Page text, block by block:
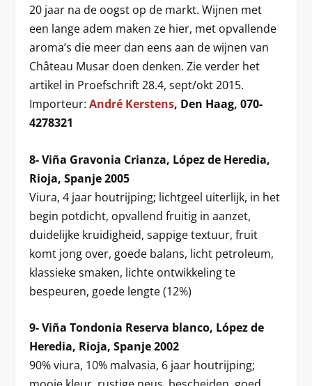
20 jaar na de oogst op de markt. Wijnen met
een lange adem maken ze hier, met opvallende
aroma’s die meer dan eens aan de wijnen van
Château Musar doen denken. Zie verder het
artikel in Proefschrift 28.4, sept/okt 2015.
Importeur:André Kerstens, Den Haag, 070-
4278321
8- Viña Gravonia Crianza, López de Heredia,
Rioja, Spanje 2005
Viura, 4 jaar houtrijping; lichtgeel uiterlijk, in het
begin potdicht, opvallend fruitig in aanzet,
duidelijke kruidigheid, sappige textuur, fruit
komt jong over, goede balans, licht petroleum,
klassieke smaken, lichte ontwikkeling te
bespeuren, goede lengte (12%)
9- Viña Tondonia Reserva blanco, López de
Heredia, Rioja, Spanje 2002
90% viura, 10% malvasia, 6 jaar houtrijping;